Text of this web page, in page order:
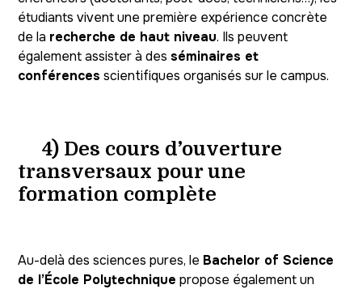
étudiants vivent une première expérience concrète
de la recherche de haut niveau. Ils peuvent
également assister à desséminaires et
conférences scientifiques organisés sur le campus.
4) Des cours d’ouverture
transversaux pour une
formation complète
Au-delà des sciences pures, le Bachelor of Science
de l’École Polytechnique propose également un